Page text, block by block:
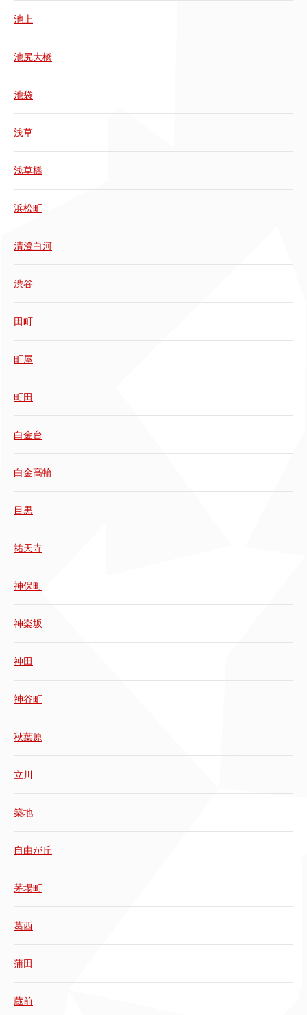
池上
池尻大橋
池袋
浅草
浅草橋
浜松町
清澄白河
渋谷
田町
町屋
町田
白金台
白金高輪
目黒
祐天寺
神保町
神楽坂
神田
神谷町
秋葉原
立川
築地
自由が丘
茅場町
葛西
蒲田
蔵前